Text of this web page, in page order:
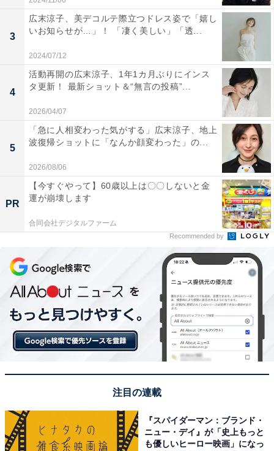
3
広末涼子、美デコルテ際立つドレス姿で「嬉し
いお知らせが…」！ 「凄く美しい」「透...
2024/07/12
4
活動再開の広末涼子、1年1カ月ぶりにインス
タ更新！ 最新ショット＆“無言の投稿”...
2026/04/07
5
「急に人相変わった気がする」広末涼子、地上
波復帰ショットに「なんか顔変わった」の...
2026/08/06
PR
【今すぐやって】60歳以上は〇〇しないと金
運が崩壊します
合同会社デジタルファーム
Recommended by
注目の連載
『スパイダーマン：ブランド・
ニュー・デイ』が「史上もっと
も優しいヒーロー映画」になっ